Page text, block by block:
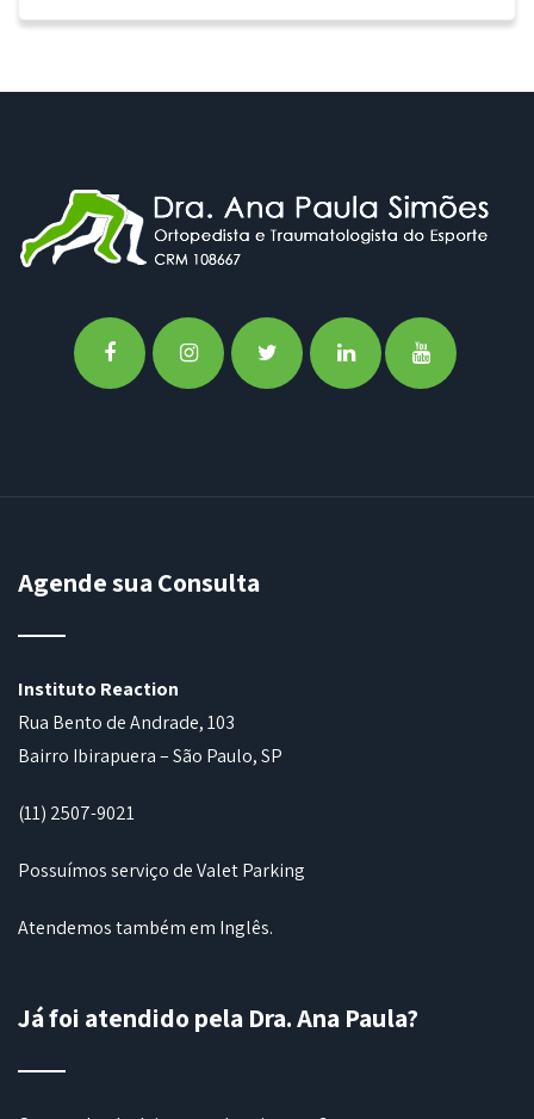
Agende sua Consulta
Instituto Reaction
Rua Bento de Andrade, 103
Bairro Ibirapuera – São Paulo, SP
(11) 2507-9021
Possuímos serviço de Valet Parking
Atendemos também em Inglês.
Já foi atendido pela Dra. Ana Paula?